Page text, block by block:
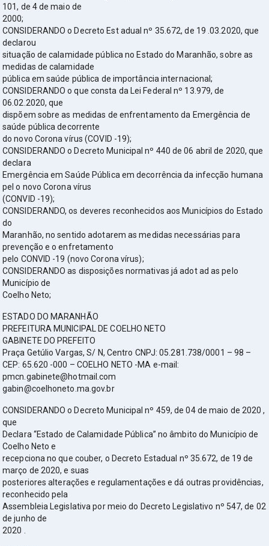
101, de 4 de maio de
2000;
CONSIDERANDO o Decreto Est adual nº 35.672, de 19 .03.2020, que
declarou
situação de calamidade pública no Estado do Maranhão, sobre as
medidas de calamidade
pública em saúde pública de importância internacional;
CONSIDERANDO o que consta da Lei Federal nº 13.979, de
06.02.2020, que
dispõem sobre as medidas de enfrentamento da Emergência de
saúde pública decorrente
do novo Corona vírus (COVID -19);
CONSIDERANDO o Decreto Municipal nº 440 de 06 abril de 2020, que
declara
Emergência em Saúde Pública em decorrência da infecção humana
pel o novo Corona vírus
(CONVID -19);
CONSIDERANDO, os deveres reconhecidos aos Municípios do Estado
do
Maranhão, no sentido adotarem as medidas necessárias para
prevenção e o enfretamento
pelo CONVID -19 (novo Corona vírus);
CONSIDERANDO as disposições normativas já adot ad as pelo
Município de
Coelho Neto;
ESTADO DO MARANHÃO
PREFEITURA MUNICIPAL DE COELHO NETO
GABINETE DO PREFEITO
Praça Getúlio Vargas, S/ N, Centro CNPJ: 05.281.738/0001 – 98 –
CEP: 65.620 -000 – COELHO NETO -MA e-mail:
pmcn.gabinete@hotmail.com
gabin@coelhoneto.ma.gov.br
CONSIDERANDO o Decreto Municipal nº 459, de 04 de maio de 2020 ,
que
Declara “Estado de Calamidade Pública” no âmbito do Município de
Coelho Neto e
recepciona no que couber, o Decreto Estadual nº 35.672, de 19 de
março de 2020, e suas
posteriores alterações e regulamentações e dá outras providências,
reconhecido pela
Assembleia Legislativa por meio do Decreto Legislativo nº 547, de 02
de junho de
2020 .